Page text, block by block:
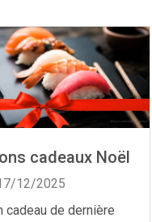
cadeaux Noël
17/12/2025
cadeau de dernière